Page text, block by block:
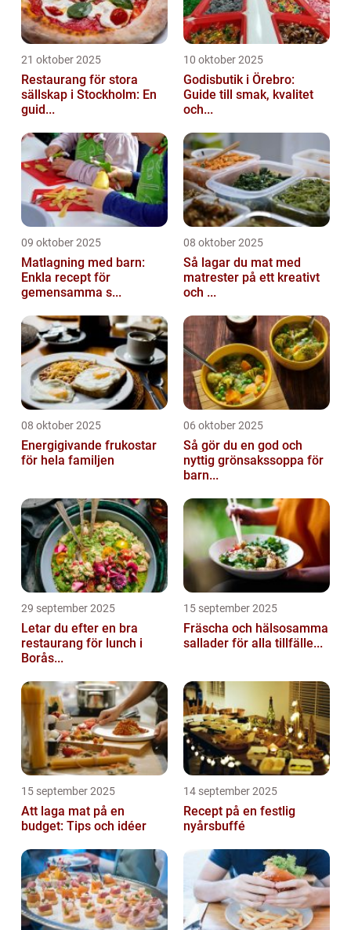
21 oktober 2025
Restaurang för stora
sällskap i Stockholm: En
guid...
10 oktober 2025
Godisbutik i Örebro:
Guide till smak, kvalitet
och...
09 oktober 2025
Matlagning med barn:
Enkla recept för
gemensamma s...
08 oktober 2025
Så lagar du mat med
matrester på ett kreativt
och ...
08 oktober 2025
Energigivande frukostar
för hela familjen
06 oktober 2025
Så gör du en god och
nyttig grönsakssoppa för
barn...
29 september 2025
Letar du efter en bra
restaurang för lunch i
Borås...
15 september 2025
Fräscha och hälsosamma
sallader för alla tillfälle...
15 september 2025
Att laga mat på en
budget: Tips och idéer
14 september 2025
Recept på en festlig
nyårsbuffé